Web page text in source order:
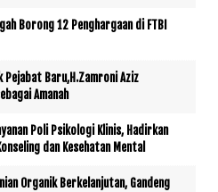
Borong 12 Penghargaan di FTBI
Pejabat Baru,H.Zamroni Aziz
Amanah
Poli Psikologi Klinis, Hadirkan
dan Kesehatan Mental
Organik Berkelanjutan, Gandeng